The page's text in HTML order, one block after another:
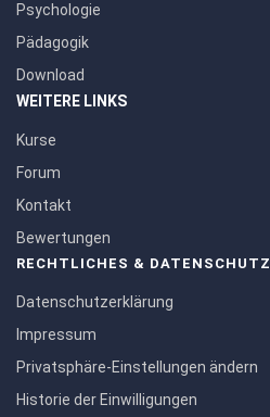
Psychologie
Pädagogik
Download
WEITERE LINKS
Kurse
Forum
Kontakt
Bewertungen
RECHTLICHES & DATENSCHUTZ
Datenschutzerklärung
Impressum
Privatsphäre-Einstellungen ändern
Historie der Einwilligungen